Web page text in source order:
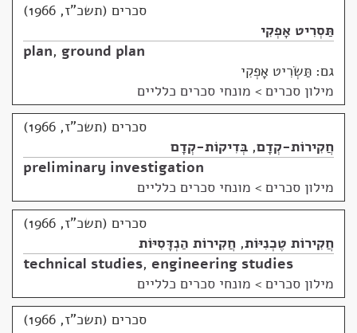
סכרים (תשכ"ז, 1966)
תַּסְרִיט אָפְקִי
plan, ground plan
גם: תַּשְׂרִיט אָפְקִי
מילון סכרים > מונחי סכרים כלליים
סכרים (תשכ"ז, 1966)
חֲקִירוֹת-קְדָם, בְּדִיקוֹת-קְדָם
preliminary investigation
מילון סכרים > מונחי סכרים כלליים
סכרים (תשכ"ז, 1966)
חֲקִירוֹת טֶכְנִיּוֹת, חֲקִירוֹת הַנְדָּסִיּוֹת
technical studies, engineering studies
מילון סכרים > מונחי סכרים כלליים
סכרים (תשכ"ז, 1966)